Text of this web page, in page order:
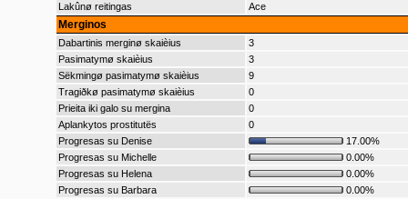
Lakûnø reitingas
Ace
Merginos
Dabartinis merginø skaièius
3
Pasimatymø skaièius
3
Sëkmingø pasimatymø skaièius
9
Tragiðkø pasimatymø skaièius
0
Prieita iki galo su mergina
0
Aplankytos prostitutës
0
Progresas su Denise
17.00%
Progresas su Michelle
0.00%
Progresas su Helena
0.00%
Progresas su Barbara
0.00%